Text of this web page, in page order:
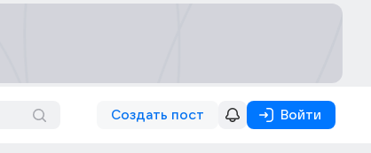
Создать пост Войти